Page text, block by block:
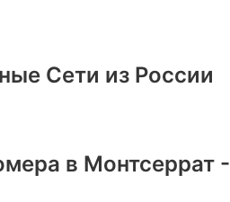
Сети из России
в Монтсеррат -